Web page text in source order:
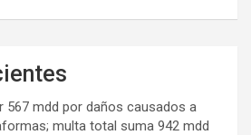
567 mdd por daños causados a
multa total suma 942 mdd